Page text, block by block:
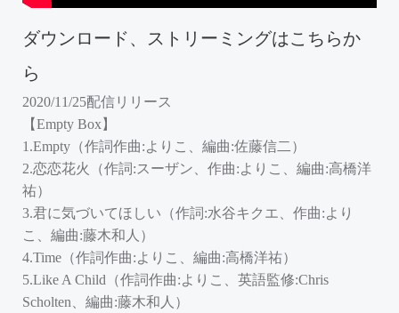
ダウンロード、ストリーミングはこちらか
ら
2020/11/25配信リリース
【Empty Box】
1.Empty（作詞作曲:よりこ、編曲:佐藤信二）
2.恋恋花火（作詞:スーザン、作曲:よりこ、編曲:高橋洋
祐）
3.君に気づいてほしい（作詞:水谷キクエ、作曲:より
こ、編曲:藤木和人）
4.Time（作詞作曲:よりこ、編曲:高橋洋祐）
5.Like A Child（作詞作曲:よりこ、英語監修:Chris
Scholten、編曲:藤木和人）